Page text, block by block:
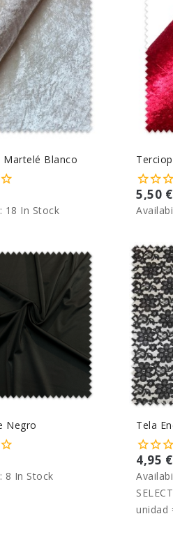
Martelé Blanco
18 In Stock
5,50 €
Negro
8 In Stock
Tela
4,95 €
unidad